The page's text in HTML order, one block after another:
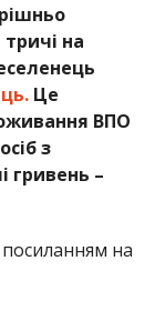
на
Це
ВПО
з
гривень –
посиланням на